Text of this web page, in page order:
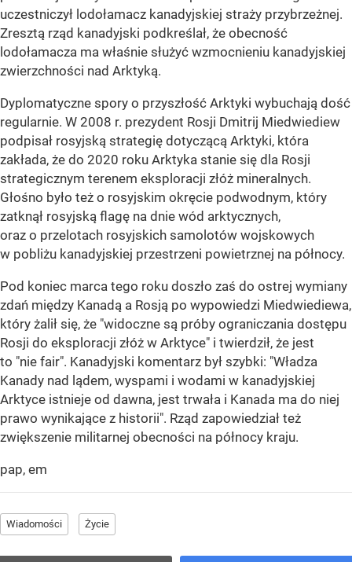
uczestniczył lodołamacz kanadyjskiej straży przybrzeżnej.
Zresztą rząd kanadyjski podkreślał, że obecność
lodołamacza ma właśnie służyć wzmocnieniu kanadyjskiej
zwierzchności nad Arktyką.
Dyplomatyczne spory o przyszłość Arktyki wybuchają dość
regularnie. W 2008 r. prezydent Rosji Dmitrij Miedwiediew
podpisał rosyjską strategię dotyczącą Arktyki, która
zakłada, że do 2020 roku Arktyka stanie się dla Rosji
strategicznym terenem eksploracji złóż mineralnych.
Głośno było też o rosyjskim okręcie podwodnym, który
zatknął rosyjską flagę na dnie wód arktycznych,
oraz o przelotach rosyjskich samolotów wojskowych
w pobliżu kanadyjskiej przestrzeni powietrznej na północy.
Pod koniec marca tego roku doszło zaś do ostrej wymiany
zdań między Kanadą a Rosją po wypowiedzi Miedwiediewa,
który żalił się, że "widoczne są próby ograniczania dostępu
Rosji do eksploracji złóż w Arktyce" i twierdził, że jest
to "nie fair". Kanadyjski komentarz był szybki: "Władza
Kanady nad lądem, wyspami i wodami w kanadyjskiej
Arktyce istnieje od dawna, jest trwała i Kanada ma do niej
prawo wynikające z historii". Rząd zapowiedział też
zwiększenie militarnej obecności na północy kraju.
pap, em
Wiadomości Życie